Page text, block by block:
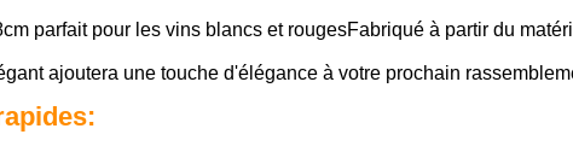
parfait pour les vins blancs et rougesFabriqué à partir du
ajoutera une touche d'élégance à votre prochain